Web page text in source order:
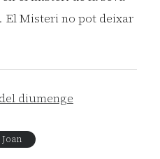
Misteri no pot deixar
diumenge